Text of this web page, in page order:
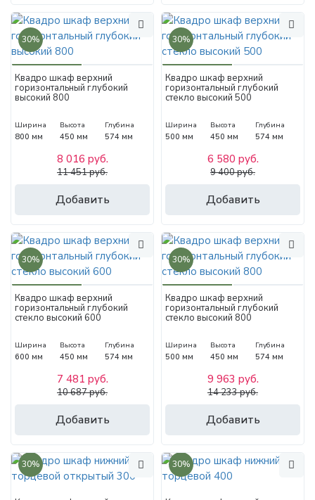
30%
Квадро шкаф верхний
горизонтальный глубокий
высокий 800
Ширина
800 мм
Высота
450 мм
Глубина
574 мм
Добавить
8 016 руб.
11 451 руб.
30%
Квадро шкаф верхний
горизонтальный глубокий
стекло высокий 500
Ширина
500 мм
Высота
450 мм
Глубина
574 мм
Добавить
6 580 руб.
9 400 руб.
30%
Квадро шкаф верхний
горизонтальный глубокий
стекло высокий 600
Ширина
600 мм
Высота
450 мм
Глубина
574 мм
Добавить
7 481 руб.
10 687 руб.
30%
Квадро шкаф верхний
горизонтальный глубокий
стекло высокий 800
Ширина
500 мм
Высота
450 мм
Глубина
574 мм
Добавить
9 963 руб.
14 233 руб.
30% 30%